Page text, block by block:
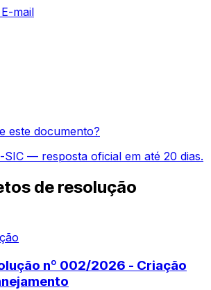
E-mail
este documento?
SIC — resposta oficial em até 20 dias.
de resolução
nº 002/2026 - Criação